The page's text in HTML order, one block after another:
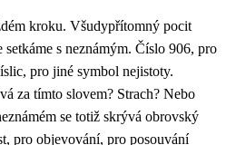
kroku. Všudypřítomný pocit
setkáme s neznámým. Číslo 906, pro
pro jiné symbol nejistoty.
za tímto slovem? Strach? Nebo
se totiž skrývá obrovský
pro objevování, pro posouvání